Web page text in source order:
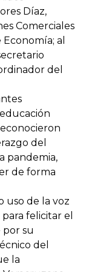
Díaz,
Comerciales
al
del
del
pandemia,
de forma
uso de la voz
felicitar el
su
del
la